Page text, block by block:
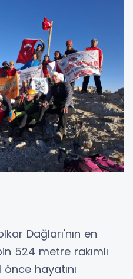
Dağları'nın en
524 metre rakımlı
hayatını